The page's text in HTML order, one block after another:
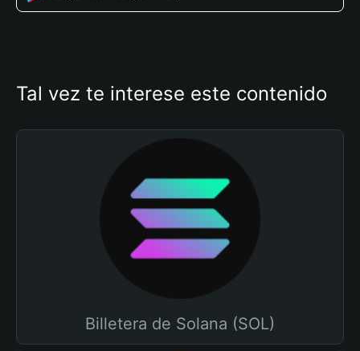
Tal vez te interese este contenido
Billetera de Solana (SOL)